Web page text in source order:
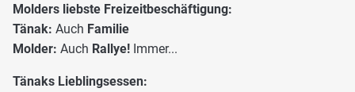
Molders liebste Freizeitbeschäftigung:
Tänak: Auch Familie
Molder: Auch Rallye! Immer...
Tänaks Lieblingsessen: